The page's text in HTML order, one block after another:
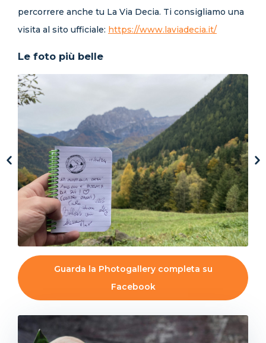
percorrere anche tu La Via Decia. Ti consigliamo una
visita al sito ufficiale: https://www.laviadecia.it/
Le foto più belle
Guarda la Photogallery completa su
Facebook